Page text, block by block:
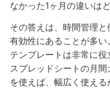
なかった1ヶ月の違いは
その答えは、時間管理
有効性にあることが多
テンプレートは非常に
スプレッドシートの月
を使えば、幅広く使える